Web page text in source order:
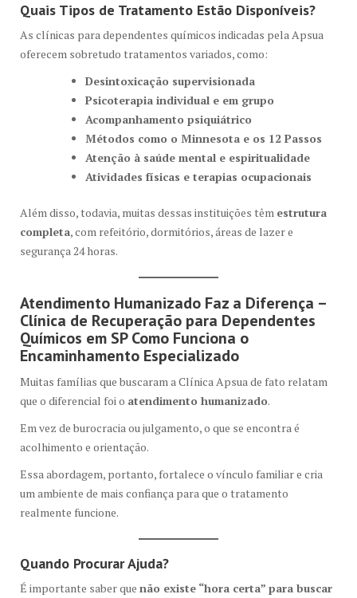
Quais Tipos de Tratamento Estão Disponíveis?
As clínicas para dependentes químicos indicadas pela Apsua
oferecem sobretudo tratamentos variados, como:
Desintoxicação supervisionada
Psicoterapia individual e em grupo
Acompanhamento psiquiátrico
Métodos como o Minnesota e os 12 Passos
Atenção à saúde mental e espiritualidade
Atividades físicas e terapias ocupacionais
Além disso, todavia, muitas dessas instituições têm estrutura
completa, com refeitório, dormitórios, áreas de lazer e
segurança 24 horas.
Atendimento Humanizado Faz a Diferença –
Clínica de Recuperação para Dependentes
Químicos em SP Como Funciona o
Encaminhamento Especializado
Muitas famílias que buscaram a Clínica Apsua de fato relatam
que o diferencial foi o atendimento humanizado.
Em vez de burocracia ou julgamento, o que se encontra é
acolhimento e orientação.
Essa abordagem, portanto, fortalece o vínculo familiar e cria
um ambiente de mais confiança para que o tratamento
realmente funcione.
Quando Procurar Ajuda?
É importante saber que não existe “hora certa” para buscar